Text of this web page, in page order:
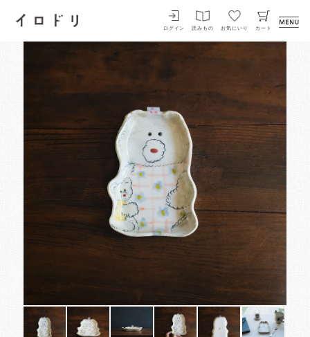
イロドリ
ログイン 読みもの お気にいり カート